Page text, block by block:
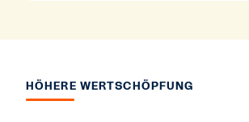
HÖHERE WERTSCHÖPFUNG